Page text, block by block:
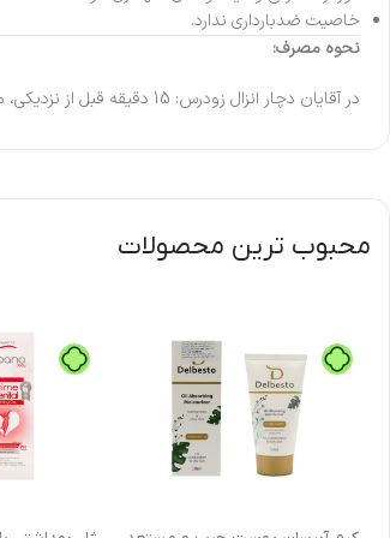
خاصیت ضدبارداری ندارد.
نحوه مصرف:
در آقایان دچار انزال زودرس: 15 دقیقه قبل از نزدیکی، مقدار مناسبی از ژل را روی محل مورد نظر یا کف دست پمپ نموده و سراسر محل مورد نظر را به آن آغشته کرده و پس از 15 دقیقه محل مذکور را با آب شستشو دهید.
محبوب ترین محصولات